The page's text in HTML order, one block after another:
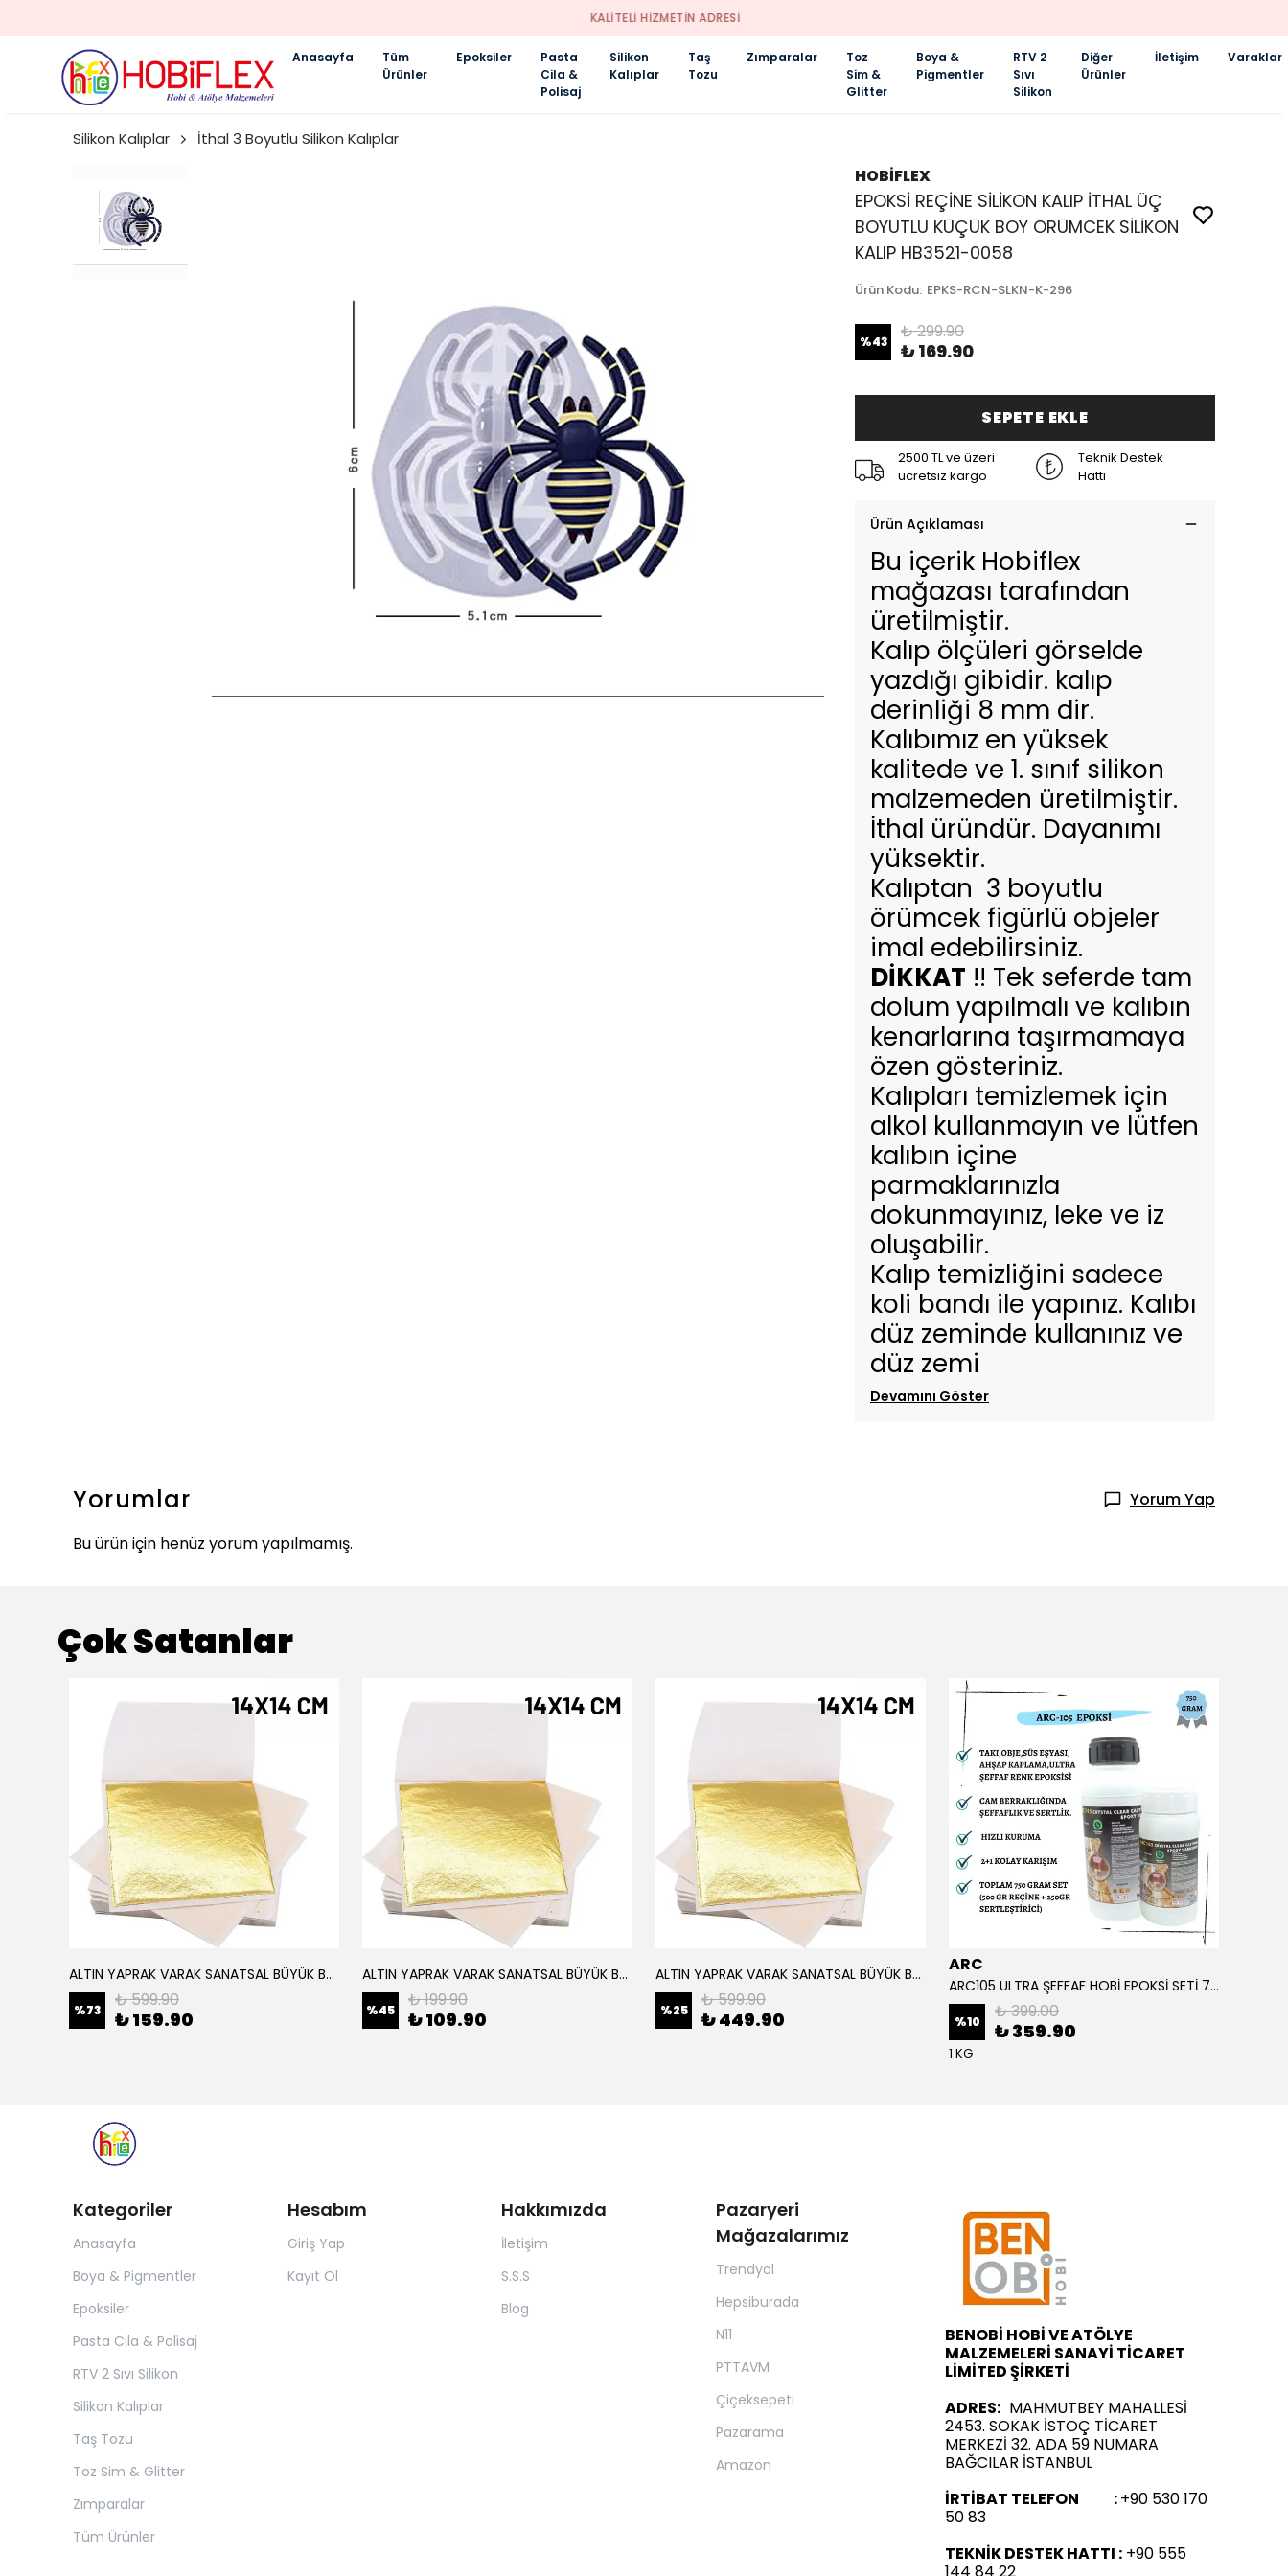
KALİTELİ HİZMETİN ADRESİ
Anasayfa
Tüm
Ürünler
Epoksiler
Pasta
Cila &
Polisaj
Silikon
Kalıplar
Taş
Tozu
Zımparalar
Toz
Sim &
Glitter
Boya &
Pigmentler
RTV 2
Sıvı
Silikon
Diğer
Ürünler
İletişim Varaklar
Silikon Kalıplar İthal 3 Boyutlu Silikon Kalıplar
HOBİFLEX
EPOKSİ REÇİNE SİLİKON KALIP İTHAL ÜÇ
BOYUTLU KÜÇÜK BOY ÖRÜMCEK SİLİKON
KALIP HB3521-0058
Ürün Kodu: EPKS-RCN-SLKN-K-296
%43 ₺ 299.90
₺ 169.90
SEPETE EKLE
2500 TL ve üzeri
ücretsiz kargo
Teknik Destek
Hattı
Ürün Açıklaması
Bu içerik Hobiflex
mağazası tarafından
üretilmiştir.
Kalıp ölçüleri görselde
yazdığı gibidir. kalıp
derinliği 8 mm dir.
Kalıbımız en yüksek
kalitede ve 1. sınıf silikon
malzemeden üretilmiştir.
İthal üründür. Dayanımı
yüksektir.
Kalıptan 3 boyutlu
örümcek figürlü objeler
imal edebilirsiniz.
DİKKAT !! Tek seferde tam
dolum yapılmalı ve kalıbın
kenarlarına taşırmamaya
özen gösteriniz.
Kalıpları temizlemek için
alkol kullanmayın ve lütfen
kalıbın içine
parmaklarınızla
dokunmayınız, leke ve iz
oluşabilir.
Kalıp temizliğini sadece
koli bandı ile yapınız. Kalıbı
düz zeminde kullanınız ve
düz zemi
Devamını Göster
Yorumlar
Yorum Yap
Bu ürün için henüz yorum yapılmamış.
Çok Satanlar
ALTIN YAPRAK VARAK SANATSAL BÜYÜK BOY FOLYO EPOKSİ REÇİNE NAİL ART 16 ADET 14X14 CM ALTIN RENK
%73 ₺ 599.90
₺ 159.90
ALTIN YAPRAK VARAK SANATSAL BÜYÜK BOY FOLYO EPOKSİ REÇİNE NAİL ART 8 ADET ALTIN RENK 14X14 CM
%45 ₺ 199.90
₺ 109.90
ALTIN YAPRAK VARAK SANATSAL BÜYÜK BOY FOLYO EPOKSİ REÇİNE NAİL ART 90 ADET 14X14 CM ALTIN RENK
%25 ₺ 599.90
₺ 449.90
ARC
ARC105 ULTRA ŞEFFAF HOBİ EPOKSİ SETİ 750 GRAM
%10 ₺ 399.00
₺ 359.90
1 KG
Kategoriler
Anasayfa
Boya & Pigmentler
Epoksiler
Pasta Cila & Polisaj
RTV 2 Sıvı Silikon
Silikon Kalıplar
Taş Tozu
Toz Sim & Glitter
Zımparalar
Tüm Ürünler
Hesabım
Giriş Yap
Kayıt Ol
Hakkımızda
İletişim
S.S.S
Blog
Pazaryeri
Mağazalarımız
Trendyol
Hepsiburada
N11
PTTAVM
Çiçeksepeti
Pazarama
Amazon
BENOBİ HOBİ VE ATÖLYE
MALZEMELERİ SANAYİ TİCARET
LİMİTED ŞİRKETİ
ADRES: MAHMUTBEY MAHALLESİ
2453. SOKAK İSTOÇ TİCARET
MERKEZİ 32. ADA 59 NUMARA
BAĞCILAR İSTANBUL
İRTİBAT TELEFON :+90 530 170
50 83
TEKNİK DESTEK HATTI : +90 555